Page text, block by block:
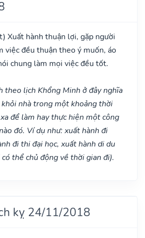
Xuất hành thuận lợi, gặp người
việc đều thuận theo ý muốn, áo
chung làm mọi việc đều tốt.
theo lịch Khổng Minh ở đây nghĩa
nhà trong một khoảng thời
để làm hay thực hiện một công
đó. Ví dụ như: xuất hành đi
đi thi đại học, xuất hành di du
thể chủ động về thời gian đi).
kỵ 24/11/2018